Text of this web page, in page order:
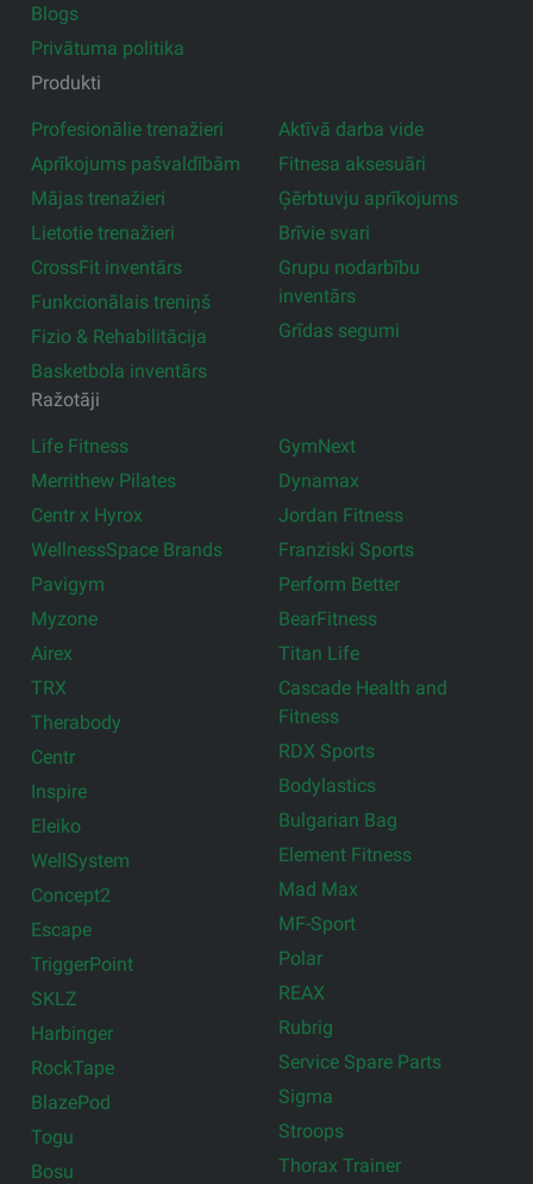
Blogs
Privātuma politika
Produkti
Profesionālie trenažieri
Aprīkojums pašvaldībām
Mājas trenažieri
Lietotie trenažieri
CrossFit inventārs
Funkcionālais treniņš
Fizio & Rehabilitācija
Basketbola inventārs
Aktīvā darba vide
Fitnesa aksesuāri
Ģērbtuvju aprīkojums
Brīvie svari
Grupu nodarbību
inventārs
Grīdas segumi
Ražotāji
Life Fitness
Merrithew Pilates
Centr x Hyrox
WellnessSpace Brands
Pavigym
Myzone
Airex
TRX
Therabody
Centr
Inspire
Eleiko
WellSystem
Concept2
Escape
TriggerPoint
SKLZ
Harbinger
RockTape
BlazePod
Togu
Bosu
GymNext
Dynamax
Jordan Fitness
Franziski Sports
Perform Better
BearFitness
Titan Life
Cascade Health and
Fitness
RDX Sports
Bodylastics
Bulgarian Bag
Element Fitness
Mad Max
MF-Sport
Polar
REAX
Rubrig
Service Spare Parts
Sigma
Stroops
Thorax Trainer